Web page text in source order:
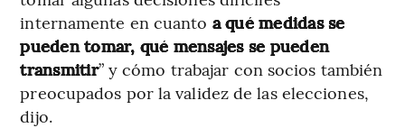
internamente en cuanto a qué medidas se
pueden tomar, qué mensajes se pueden
transmitir” y cómo trabajar con socios también
preocupados por la validez de las elecciones,
dijo.